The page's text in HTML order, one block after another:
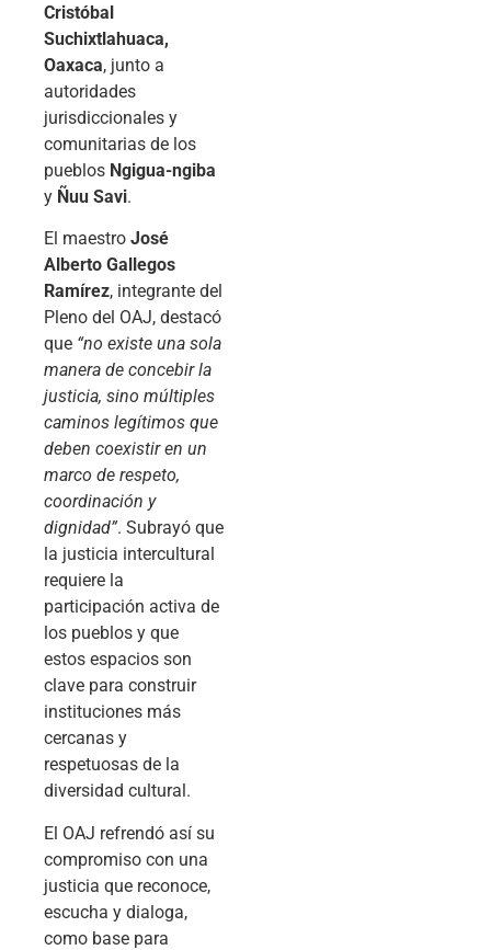
Cristóbal
Suchixtlahuaca,
Oaxaca, junto a
autoridades
jurisdiccionales y
comunitarias de los
pueblos Ngigua-ngiba
y Ñuu Savi.
El maestro José
Alberto Gallegos
Ramírez, integrante del
Pleno del OAJ, destacó
que “no existe una sola
manera de concebir la
justicia, sino múltiples
caminos legítimos que
deben coexistir en un
marco de respeto,
coordinación y
dignidad”. Subrayó que
la justicia intercultural
requiere la
participación activa de
los pueblos y que
estos espacios son
clave para construir
instituciones más
cercanas y
respetuosas de la
diversidad cultural.
El OAJ refrendó así su
compromiso con una
justicia que reconoce,
escucha y dialoga,
como base para